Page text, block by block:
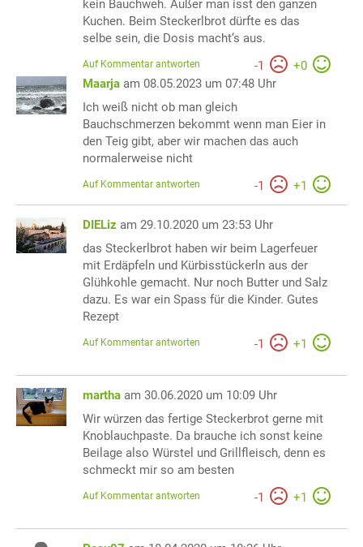
kein Bauchweh. Außer man isst den ganzen
Kuchen. Beim Steckerlbrot dürfte es das
selbe sein, die Dosis macht‘s aus.
-1 +0
Auf Kommentar antworten
Maarja am 08.05.2023 um 07:48 Uhr
Ich weiß nicht ob man gleich
Bauchschmerzen bekommt wenn man Eier in
den Teig gibt, aber wir machen das auch
normalerweise nicht
-1 +1
Auf Kommentar antworten
DIELiz am 29.10.2020 um 23:53 Uhr
das Steckerlbrot haben wir beim Lagerfeuer
mit Erdäpfeln und Kürbisstückerln aus der
Glühkohle gemacht. Nur noch Butter und Salz
dazu. Es war ein Spass für die Kinder. Gutes
Rezept
-1 +1
Auf Kommentar antworten
martha am 30.06.2020 um 10:09 Uhr
Wir würzen das fertige Steckerbrot gerne mit
Knoblauchpaste. Da brauche ich sonst keine
Beilage also Würstel und Grillfleisch, denn es
schmeckt mir so am besten
-1 +1
Auf Kommentar antworten